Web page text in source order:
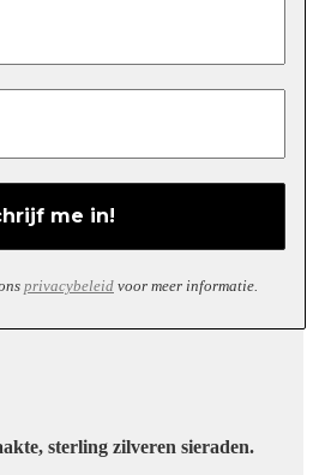
privacybeleid voor meer informatie.
sterling zilveren sieraden.